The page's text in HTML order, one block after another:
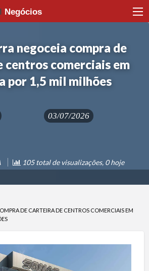
Negócios
negoceia compra de
centros comerciais em
por 1,5 mil milhões
03/07/2026
105 total de visualizações, 0 hoje
DE CARTEIRA DE CENTROS COMERCIAIS EM